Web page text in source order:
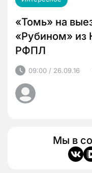
«Томь» на
«Рубином» из
РФПЛ
09:00 / 26.09.16
Мы в